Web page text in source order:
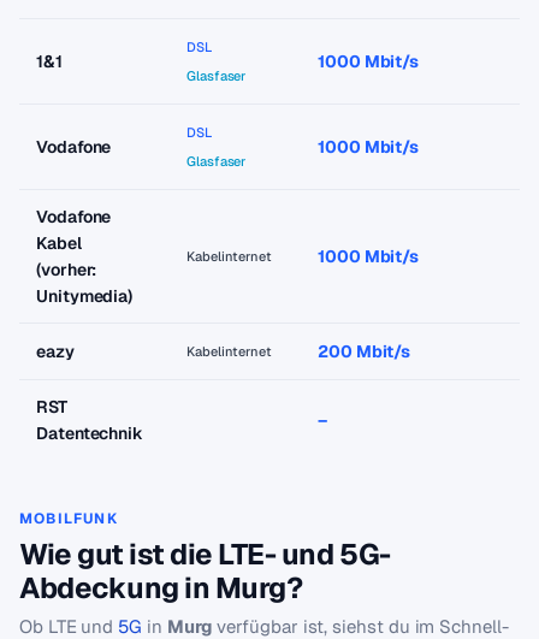
1&1
DSL
Glasfaser
1000 Mbit/s
Vodafone
DSL
Glasfaser
1000 Mbit/s
Vodafone
Kabel
(vorher:
Unitymedia)
Kabelinternet 1000 Mbit/s
eazy Kabelinternet 200 Mbit/s
RST
Datentechnik
–
MOBILFUNK
Wie gut ist die LTE- und 5G-
Abdeckung in Murg?
Ob LTE und 5G in Murg verfügbar ist, siehst du im Schnell-